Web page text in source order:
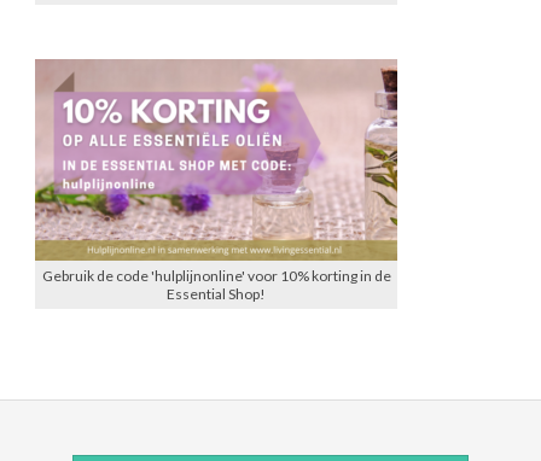
Gebruik de code 'hulplijnonline' voor 10% korting in de
Essential Shop!